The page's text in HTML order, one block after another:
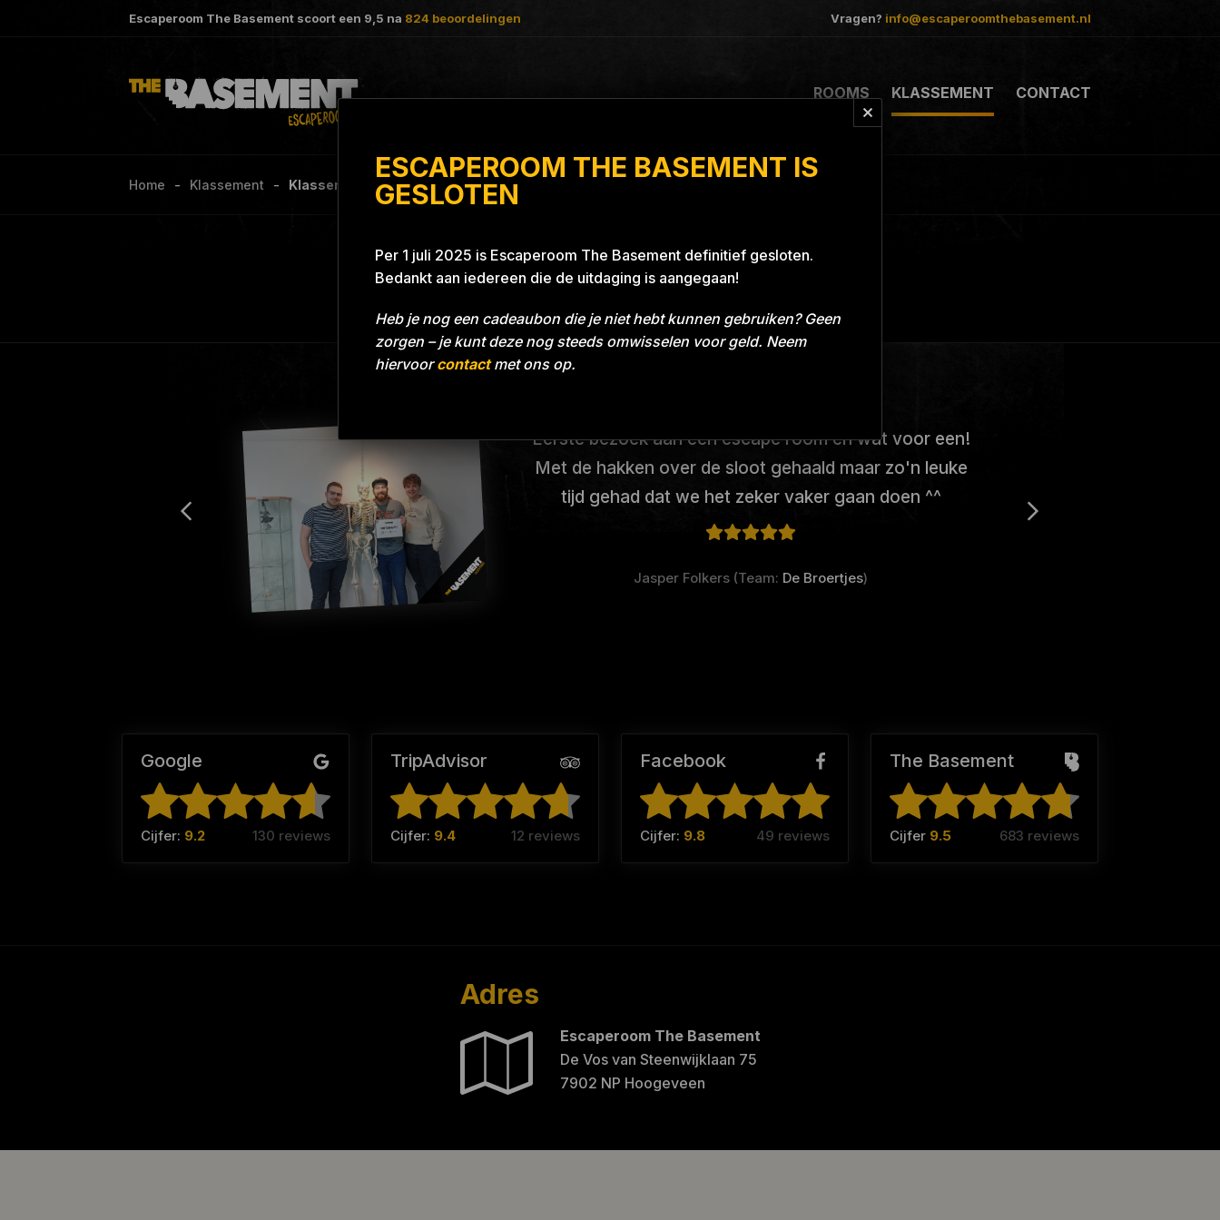
ESCAPEROOM THE BASEMENT IS
GESLOTEN
Per 1 juli 2025 is Escaperoom The Basement definitief gesloten.
Bedankt aan iedereen die de uitdaging is aangegaan!
Heb je nog een cadeaubon die je niet hebt kunnen gebruiken? Geen
zorgen – je kunt deze nog steeds omwisselen voor geld. Neem
hiervoorcontactmet ons op.
Escaperoom The Basement scoort een 9,5 na 824 beoordelingen Vragen? info@escaperoomthebasement.nl
ROOMS KLASSEMENT CONTACT
Home Klassement Klassement
Eerste bezoek aan een escape room en wat voor een!
Met de hakken over de sloot gehaald maar zo'n leuke
tijd gehad dat we het zeker vaker gaan doen ^^
Jasper Folkers (Team: De Broertjes)
Google
Cijfer: 9.2 130 reviews
TripAdvisor
Cijfer: 9.4 12 reviews
Facebook
Cijfer: 9.8 49 reviews
The Basement
Cijfer 9.5 683 reviews
Adres
Escaperoom The Basement
De Vos van Steenwijklaan 75
7902 NP Hoogeveen